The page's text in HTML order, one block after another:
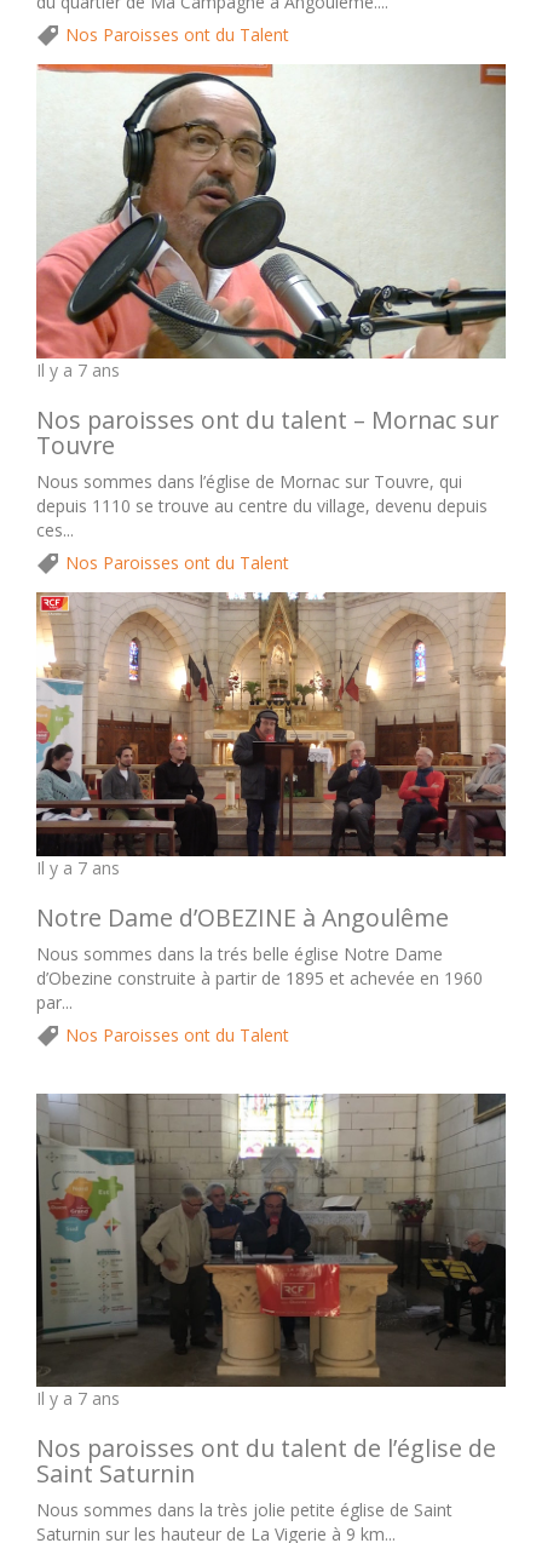
Nos Paroisses ont du Talent
Il y a 7 ans
Nos paroisses ont du talent – Mornac sur
Touvre
Nous sommes dans l’église de Mornac sur Touvre, qui
depuis 1110 se trouve au centre du village, devenu depuis
ces...
Nos Paroisses ont du Talent
Il y a 7 ans
Notre Dame d’OBEZINE à Angoulême
Nous sommes dans la trés belle église Notre Dame
d’Obezine construite à partir de 1895 et achevée en 1960
par...
Nos Paroisses ont du Talent
Il y a 7 ans
Nos paroisses ont du talent de l’église de
Saint Saturnin
Nous sommes dans la très jolie petite église de Saint
Saturnin sur les hauteur de La Vigerie à 9 km...